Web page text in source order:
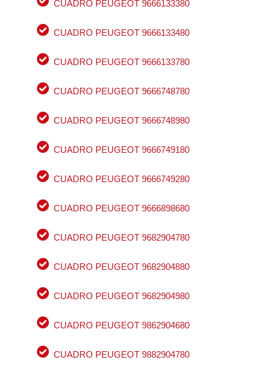
CUADRO PEUGEOT 9666133380
CUADRO PEUGEOT 9666133480
CUADRO PEUGEOT 9666133780
CUADRO PEUGEOT 9666748780
CUADRO PEUGEOT 9666748980
CUADRO PEUGEOT 9666749180
CUADRO PEUGEOT 9666749280
CUADRO PEUGEOT 9666898680
CUADRO PEUGEOT 9682904780
CUADRO PEUGEOT 9682904880
CUADRO PEUGEOT 9682904980
CUADRO PEUGEOT 9862904680
CUADRO PEUGEOT 9882904780